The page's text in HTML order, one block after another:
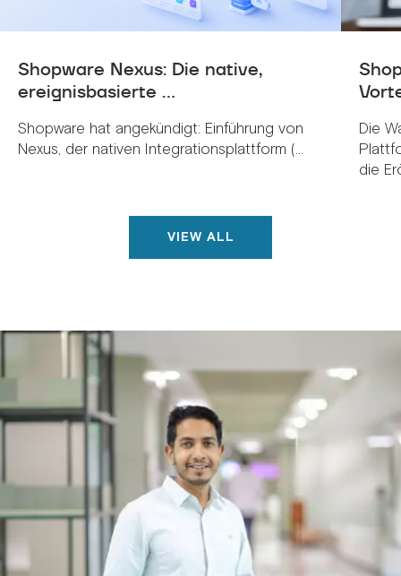
Shopware Nexus: Die native,
ereignisbasierte ...
Shopware hat angekündigt: Einführung von
Nexus, der nativen Integrationsplattform (...
Die
die
VIEW ALL